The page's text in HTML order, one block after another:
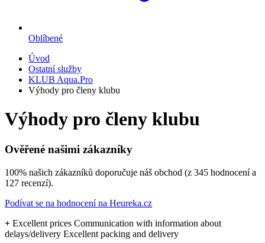
Oblíbené
Úvod
Ostatní služby
KLUB Aqua.Pro
Výhody pro členy klubu
Výhody pro členy klubu
Ověřené našimi zákazníky
100% našich zákazníků doporučuje náš obchod (z 345 hodnocení a
127 recenzí).
Podívat se na hodnocení na Heureka.cz
+ Excellent prices Communication with information about
delays/delivery Excellent packing and delivery